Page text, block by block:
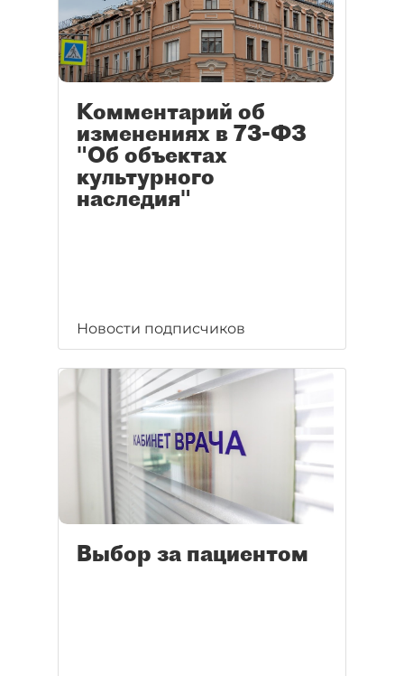
Комментарий об
изменениях в 73-ФЗ
"Об объектах
культурного
наследия"
Новости подписчиков
Выбор за пациентом